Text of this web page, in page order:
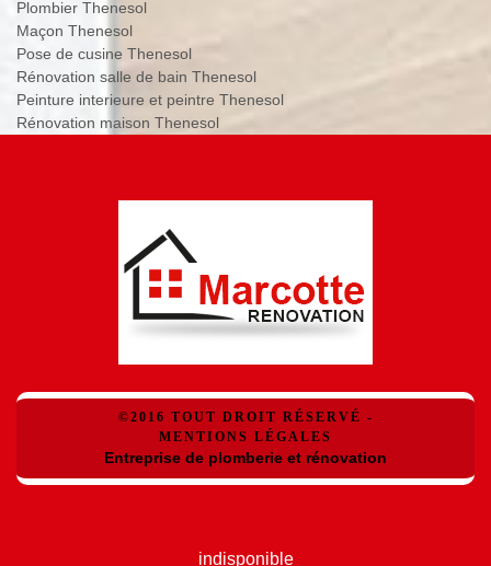
Plombier Thenesol
Maçon Thenesol
Pose de cusine Thenesol
Rénovation salle de bain Thenesol
Peinture interieure et peintre Thenesol
Rénovation maison Thenesol
©2016 TOUT DROIT RÉSERVÉ -
MENTIONS LÉGALES
Entreprise de plomberie et rénovation
indisponible